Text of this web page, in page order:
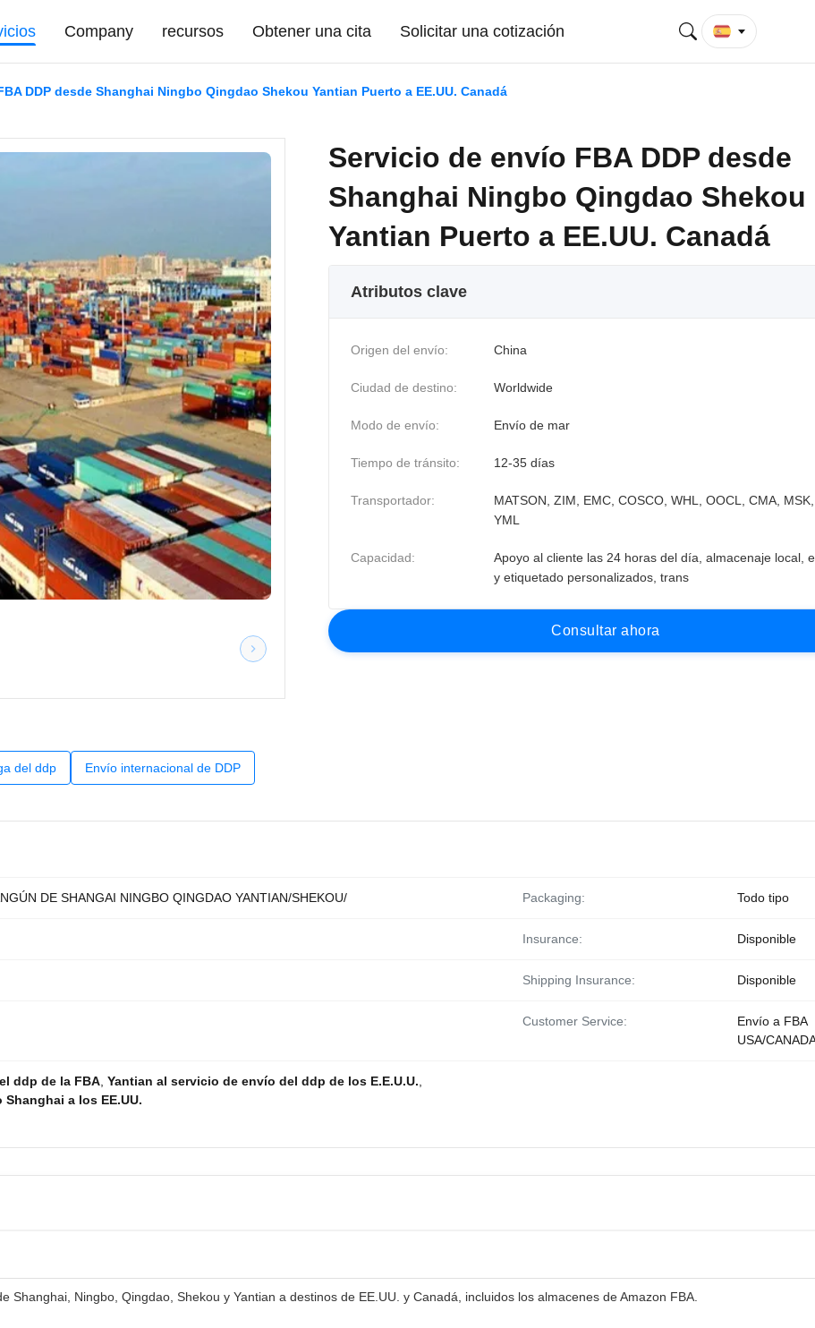
Company recursos Obtener una cita Solicitar una cotización
DDP desde Shanghai Ningbo Qingdao Shekou Yantian Puerto a EE.UU. Canadá
Servicio de envío FBA DDP desde
Shanghai Ningbo Qingdao Shekou
Yantian Puerto a EE.UU. Canadá
Atributos clave
Origen del envío: China
Ciudad de destino: Worldwide
Modo de envío: Envío de mar
Tiempo de tránsito: 12-35 días
Transportador:
MATSON, ZIM, EMC, COSCO, WHL, OOCL, CMA,
YML
Capacidad:
Apoyo al cliente las 24 horas del día, almacenaje local,
y etiquetado personalizados, trans
Consu ltar a hora
del ddp Envío internacional de DDP
DE SHANGAI NINGBO QINGDAO YANTIAN/SHEKOU/ Packaging: Todo tipo
Insurance: Disponible
Shipping Insurance: Disponible
Customer Service:
Envío a FBA
USA/
ddp de la FBA Yantian al servicio de envío del ddp de los E.E.U.U.
Shanghai a los EE.UU.
Ningbo, Qingdao, Shekou y Yantian a destinos de EE.UU. y Canadá, incluidos los almacenes de Amazon FBA.